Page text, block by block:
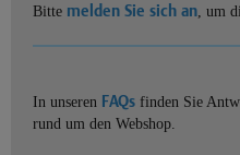
Bitte melden Sie sich an, um
In unseren FAQs finden Sie
rund um den Webshop.